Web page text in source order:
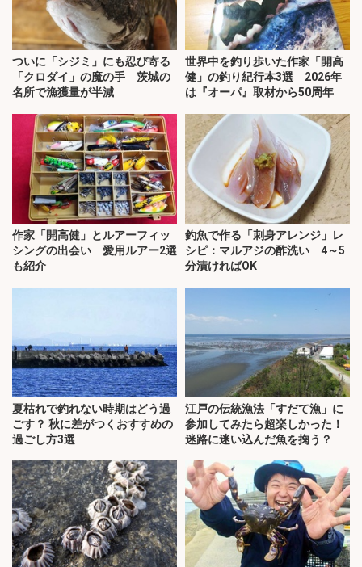
ついに「シジミ」にも忍び寄る
「クロダイ」の魔の手 茨城の
名所で漁獲量が半減
世界中を釣り歩いた作家「開高
健」の釣り紀行本3選 2026年
は『オーパ』取材から50周年
作家「開高健」とルアーフィッ
シングの出会い 愛用ルアー2選
も紹介
釣魚で作る「刺身アレンジ」レ
シピ：マルアジの酢洗い 4～5
分漬ければOK
夏枯れで釣れない時期はどう過
ごす？ 秋に差がつくおすすめの
過ごし方3選
江戸の伝統漁法「すだて漁」に
参加してみたら超楽しかった！
迷路に迷い込んだ魚を掬う？